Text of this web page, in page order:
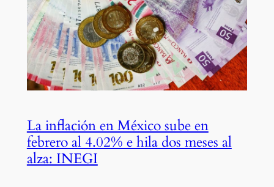
La inflación en México sube en
febrero al 4.02% e hila dos meses al
alza: INEGI